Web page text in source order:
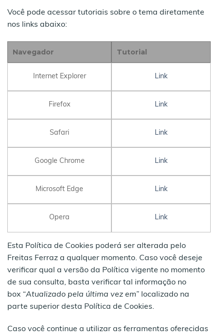
Você pode acessar tutoriais sobre o tema diretamente
nos links abaixo:
Navegador Tutorial
Internet Explorer Link
Firefox Link
Safari Link
Google Chrome Link
Microsoft Edge Link
Opera Link
Esta Política de Cookies poderá ser alterada pelo
Freitas Ferraz a qualquer momento. Caso você deseje
verificar qual a versão da Política vigente no momento
de sua consulta, basta verificar tal informação no
box “Atualizado pela última vez em” localizado na
parte superior desta Política de Cookies.
Caso você continue a utilizar as ferramentas oferecidas